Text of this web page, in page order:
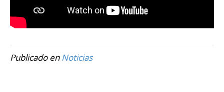
Publicado enNoticias